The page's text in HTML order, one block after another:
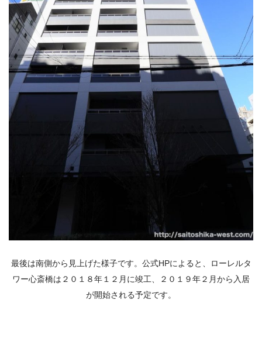
最後は南側から見上げた様子です。公式HPによると、ローレルタ
ワー心斎橋は２０１８年１２月に竣工、２０１９年２月から入居
が開始される予定です。